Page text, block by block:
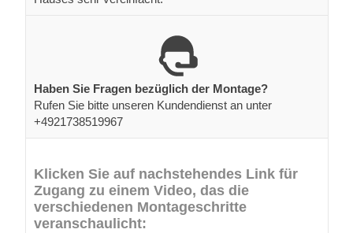
Haben Sie Fragen bezüglich der Montage?
Rufen Sie bitte unseren Kundendienst an unter
+4921738519967
Klicken Sie auf nachstehendes Link für
Zugang zu einem Video, das die
verschiedenen Montageschritte
veranschaulicht: